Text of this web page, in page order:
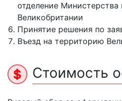
отделение Министерства
Великобритании
Принятие решения по
Въезд на территорию
Стоимость